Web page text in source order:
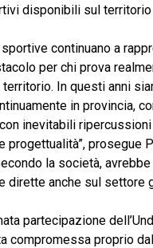
disponibili sul territorio
continuano a
per chi prova
In questi anni
in provincia,
inevitabili
progettualità”, prosegue
la società,
dirette anche sul settore
partecipazione
compromessa proprio